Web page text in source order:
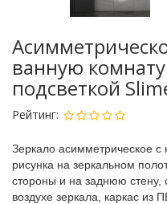
ванную
подсветкой
Рейтинг:
Зеркало асимметрическое с
рисунка на зеркальном
стороны и на заднюю
воздухе зеркала, каркас из